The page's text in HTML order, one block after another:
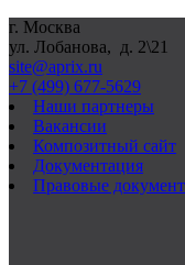
г. Москва
ул. Лобанова, д. 2\21
site@aprix.ru
+7 (499) 677-5629
Наши партнеры
Вакансии
Композитный сайт
Документация
Правовые